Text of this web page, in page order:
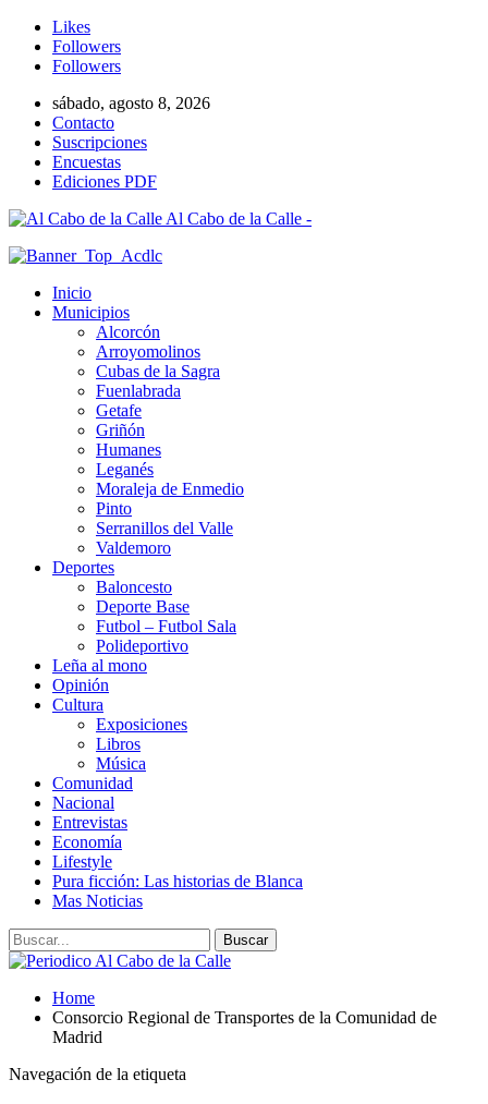
Likes
Followers
Followers
sábado, agosto 8, 2026
Contacto
Suscripciones
Encuestas
Ediciones PDF
Al Cabo de la Calle -
Inicio
Municipios
Alcorcón
Arroyomolinos
Cubas de la Sagra
Fuenlabrada
Getafe
Griñón
Humanes
Leganés
Moraleja de Enmedio
Pinto
Serranillos del Valle
Valdemoro
Deportes
Baloncesto
Deporte Base
Futbol – Futbol Sala
Polideportivo
Leña al mono
Opinión
Cultura
Exposiciones
Libros
Música
Comunidad
Nacional
Entrevistas
Economía
Lifestyle
Pura ficción: Las historias de Blanca
Mas Noticias
Home
Consorcio Regional de Transportes de la Comunidad de
Madrid
Navegación de la etiqueta